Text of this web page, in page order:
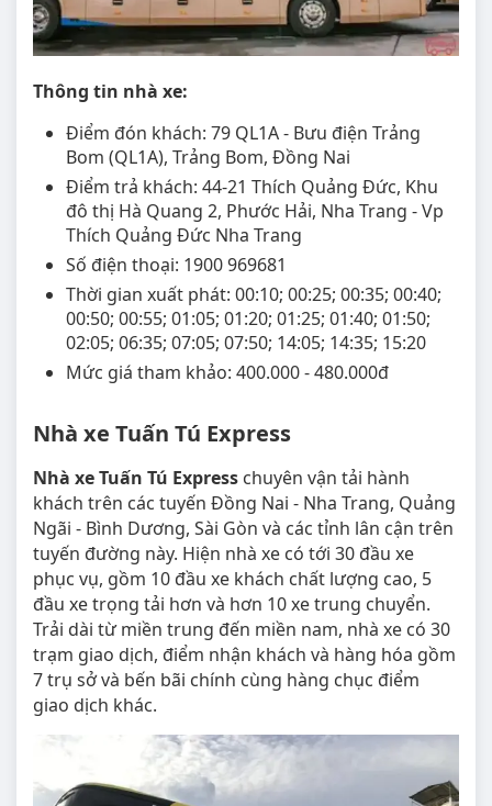
Thông tin nhà xe:
Điểm đón khách: 79 QL1A - Bưu điện Trảng
Bom (QL1A), Trảng Bom, Đồng Nai
Điểm trả khách: 44-21 Thích Quảng Đức, Khu
đô thị Hà Quang 2, Phước Hải, Nha Trang - Vp
Thích Quảng Đức Nha Trang
Số điện thoại: 1900 969681
Thời gian xuất phát: 00:10; 00:25; 00:35; 00:40;
00:50; 00:55; 01:05; 01:20; 01:25; 01:40; 01:50;
02:05; 06:35; 07:05; 07:50; 14:05; 14:35; 15:20
Mức giá tham khảo: 400.000 - 480.000đ
Nhà xe Tuấn Tú Express
Nhà xe Tuấn Tú Express chuyên vận tải hành
khách trên các tuyến Đồng Nai - Nha Trang, Quảng
Ngãi - Bình Dương, Sài Gòn và các tỉnh lân cận trên
tuyến đường này. Hiện nhà xe có tới 30 đầu xe
phục vụ, gồm 10 đầu xe khách chất lượng cao, 5
đầu xe trọng tải hơn và hơn 10 xe trung chuyển.
Trải dài từ miền trung đến miền nam, nhà xe có 30
trạm giao dịch, điểm nhận khách và hàng hóa gồm
7 trụ sở và bến bãi chính cùng hàng chục điểm
giao dịch khác.